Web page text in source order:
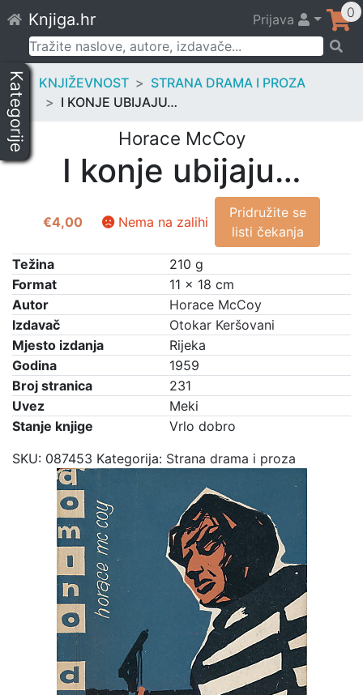
to
content
Knjiga.hr Prijava 0
Pretraži:
Kategorije KNJIŽEVNOST
STRANA DRAMA I PROZA
I KONJE UBIJAJU…
Horace McCoy
I konje ubijaju…
€4,00 Nema na zalihi
Pridružite se
listi čekanja
Težina
210 g
Format
11 × 18 cm
Autor
Horace McCoy
Izdavač
Otokar Keršovani
Mjesto izdanja
Rijeka
Godina
1959
Broj stranica
231
Uvez
Meki
Stanje knjige
Vrlo dobro
SKU: 087453 Kategorija: Strana drama i proza